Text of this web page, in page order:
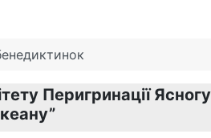
Перигринації